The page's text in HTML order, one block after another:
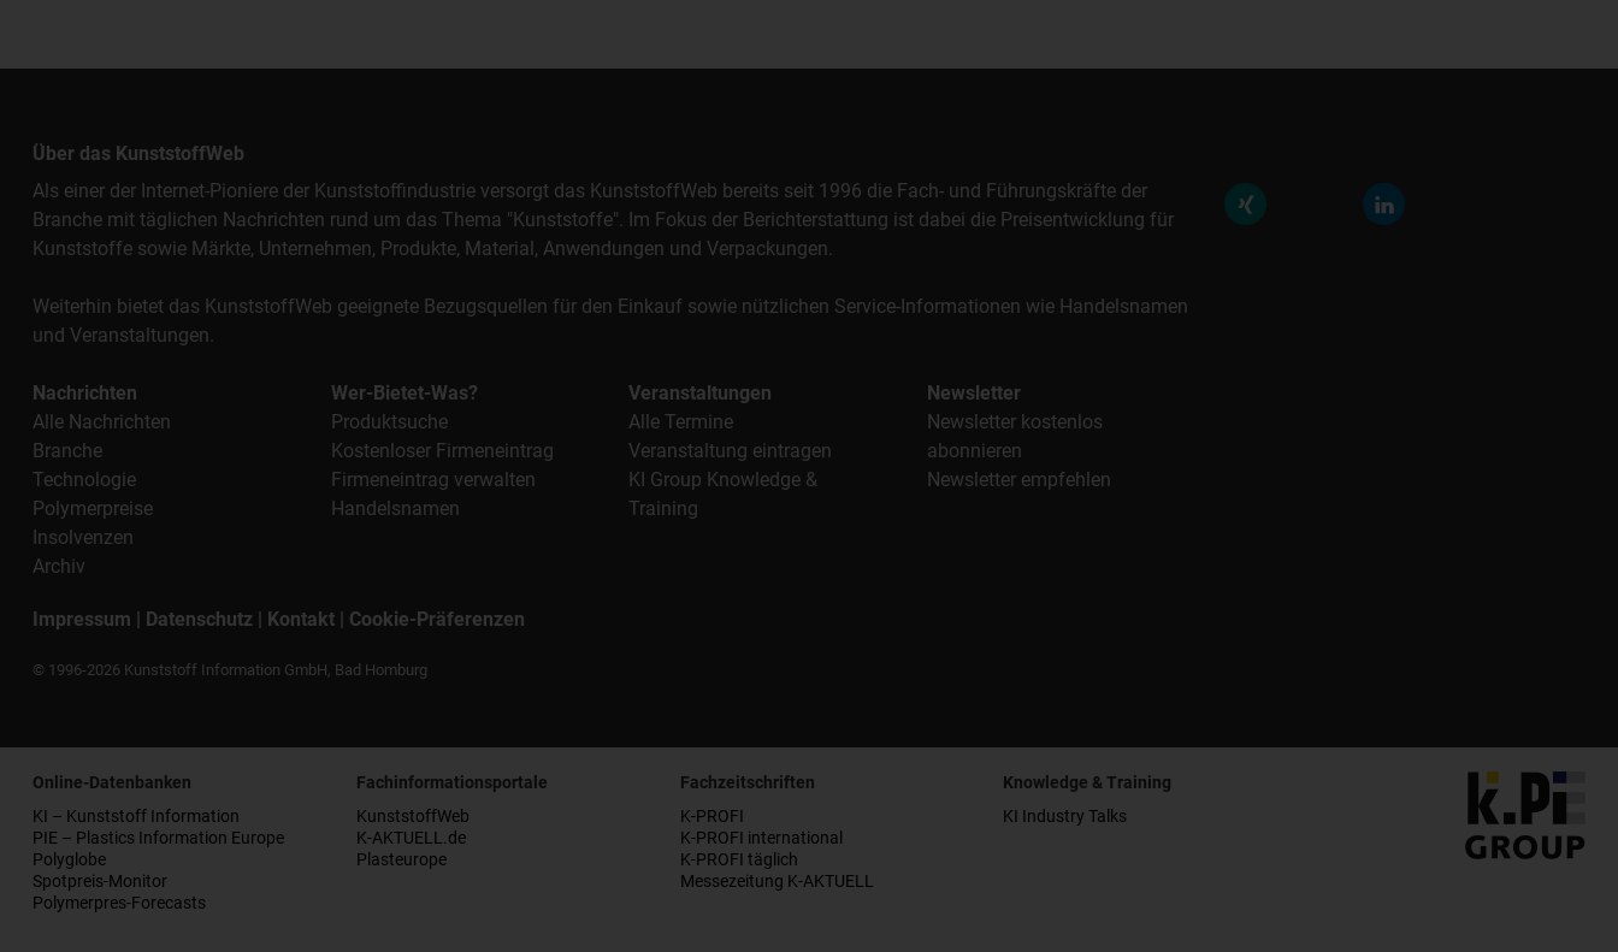
Über das KunststoffWeb
Als einer der Internet-Pioniere der Kunststoffindustrie versorgt das KunststoffWeb bereits seit 1996 die Fach- und Führungskräfte der
Branche mit täglichen Nachrichten rund um das Thema "Kunststoffe". Im Fokus der Berichterstattung ist dabei die Preisentwicklung für
Kunststoffe sowie Märkte, Unternehmen, Produkte, Material, Anwendungen und Verpackungen.
Weiterhin bietet das KunststoffWeb geeignete Bezugsquellen für den Einkauf sowie nützlichen Service-Informationen wie Handelsnamen
und Veranstaltungen.
Nachrichten
Alle Nachrichten
Branche
Technologie
Polymerpreise
Insolvenzen
Archiv
Wer-Bietet-Was?
Produktsuche
Kostenloser Firmeneintrag
Firmeneintrag verwalten
Handelsnamen
Veranstaltungen
Alle Termine
Veranstaltung eintragen
KI Group Knowledge &
Training
Newsletter
Newsletter kostenlos
abonnieren
Newsletter empfehlen
Impressum | Datenschutz | Kontakt | Cookie-Präferenzen
© 1996-2026 Kunststoff Information GmbH, Bad Homburg
Online-Datenbanken
KI – Kunststoff Information
PIE – Plastics Information Europe
Polyglobe
Spotpreis-Monitor
Polymerpres-Forecasts
Fachinformationsportale
KunststoffWeb
K-AKTUELL.de
Plasteurope
Fachzeitschriften
K-PROFI
K-PROFI international
K-PROFI täglich
Messezeitung K-AKTUELL
Knowledge & Training
KI Industry Talks